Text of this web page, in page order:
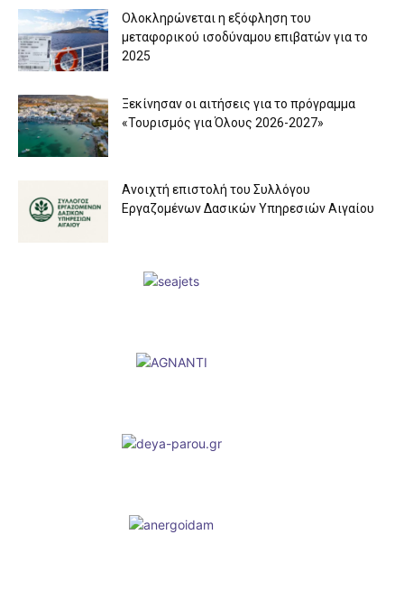
Ολοκληρώνεται η εξόφληση του
μεταφορικού ισοδύναμου επιβατών για το
2025
Ξεκίνησαν οι αιτήσεις για το πρόγραμμα
«Τουρισμός για Όλους 2026-2027»
Aνοιχτή επιστολή του Συλλόγου
Εργαζομένων Δασικών Υπηρεσιών Αιγαίου